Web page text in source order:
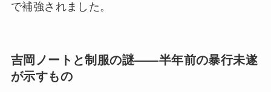
で補強されました。
吉岡ノートと制服の謎——半年前の暴行未遂
が示すもの